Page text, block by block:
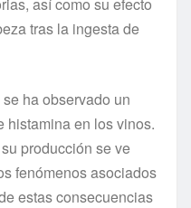
tras la ingesta de
ha observado un
histamina en los vinos.
producción se ve
fenómenos asociados
estas consecuencias